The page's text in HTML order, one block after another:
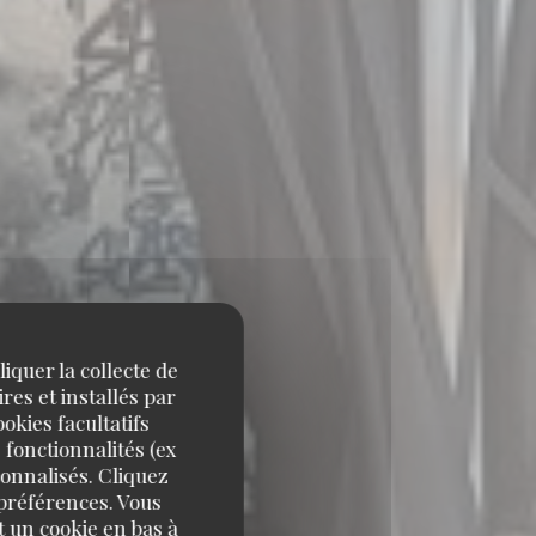
la collecte de
et installés par
facultatifs
(ex
Cliquez
Vous
cookie en bas à